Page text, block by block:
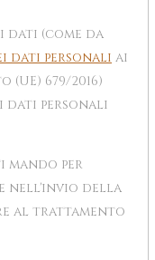
dati (come da
dati personali ai
679/2016)
dati personali
mando per
nell'invio della
al trattamento